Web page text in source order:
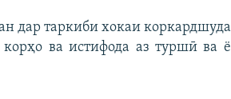
дар таркиби хокаи коркардшуда
корҳо ва истифода аз туршӣ ва ё